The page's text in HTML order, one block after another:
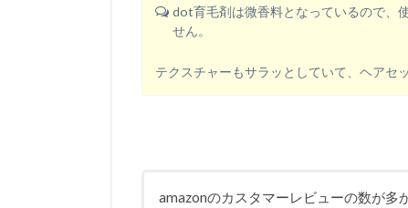
dot育毛剤は微香料となっているので、
せん。
テクスチャーもサラッとしていて、ヘアセ
amazonのカスタマーレビューの数が多